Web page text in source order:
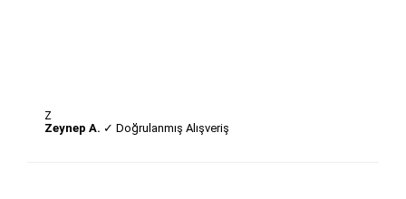
Z
Zeynep A. ✓ Doğrulanmış Alışveriş